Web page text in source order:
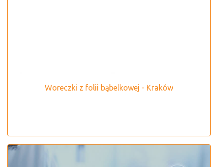
Woreczki z folii bąbelkowej - Kraków